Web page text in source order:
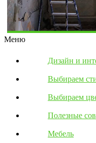
Меню
Дизайн и
Выбираем
Выбираем
Полезные
Мебель